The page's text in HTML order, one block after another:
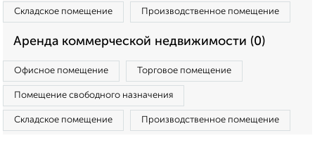
Складское помещение Производственное помещение
Аренда коммерческой недвижимости (0)
Офисное помещение Торговое помещение
Помещение свободного назначения
Складское помещение Производственное помещение